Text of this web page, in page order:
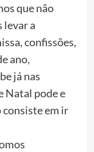
que não
levar a
confissões,
ano,
já nas
Natal pode e
consiste em ir